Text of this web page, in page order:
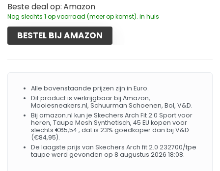
Beste deal op: Amazon
Nog slechts 1 op voorraad (meer op komst). in huis
BESTEL BIJ AMAZON
Alle bovenstaande prijzen zijn in Euro.
Dit product is verkrijgbaar bij Amazon,
Mooiesneakers.nl, Schuurman Schoenen, Bol, V&D.
Bij amazon.nl kun je Skechers Arch Fit 2.0 Sport voor
heren, Taupe Mesh Synthetisch, 45 EU kopen voor
slechts €65,54 , dat is 23% goedkoper dan bij V&D
(€84,95).
De laagste prijs van Skechers Arch fit 2.0 232700/tpe
taupe werd gevonden op 8 augustus 2026 18:08.